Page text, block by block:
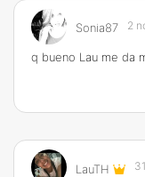
Sonia87 2
q bueno Lau me da
LauTH